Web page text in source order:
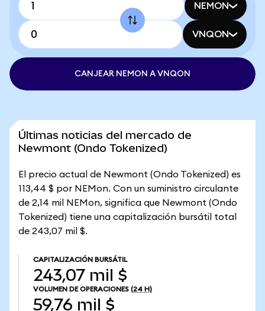
NEMON
VNQON
CANJEAR NEMON A VNQON
Últimas noticias del mercado de
Newmont (Ondo Tokenized)
El precio actual de Newmont (Ondo Tokenized) es
113,44 $ por NEMon. Con un suministro circulante
de 2,14 mil NEMon, significa que Newmont (Ondo
Tokenized) tiene una capitalización bursátil total
de 243,07 mil $.
CAPITALIZACIÓN BURSÁTIL
243,07 mil $
VOLUMEN DE OPERACIONES (24 H)
59,76 mil $